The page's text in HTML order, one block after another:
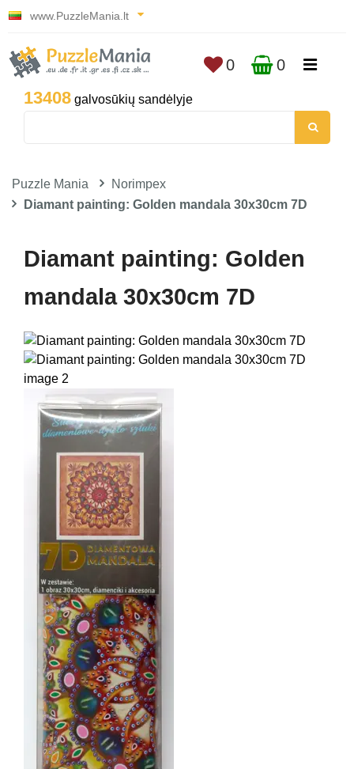
www.PuzzleMania.lt
13408 galvosūkių sandėlyje
0 0
Puzzle Mania
Norimpex
Diamant painting: Golden mandala 30x30cm 7D
Diamant painting: Golden
mandala 30x30cm 7D